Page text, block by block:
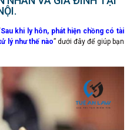
Sau khi ly hôn, phát hiện chồng có tài
lý như thế nào” dưới đây để giúp bạn